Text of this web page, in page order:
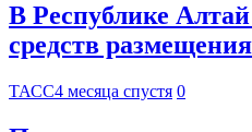
В Республике
средств
ТАСС4 месяца спустя 0